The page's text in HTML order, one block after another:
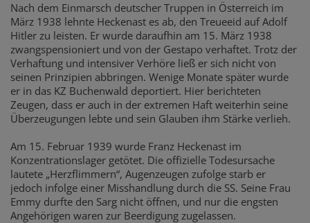
Nach dem Einmarsch deutscher Truppen in Österreich im
März 1938 lehnte Heckenast es ab, den Treueeid auf Adolf
Hitler zu leisten. Er wurde daraufhin am 15. März 1938
zwangspensioniert und von der Gestapo verhaftet. Trotz der
Verhaftung und intensiver Verhöre ließ er sich nicht von
seinen Prinzipien abbringen. Wenige Monate später wurde
er in das KZ Buchenwald deportiert. Hier berichteten
Zeugen, dass er auch in der extremen Haft weiterhin seine
Überzeugungen lebte und sein Glauben ihm Stärke verlieh.
Am 15. Februar 1939 wurde Franz Heckenast im
Konzentrationslager getötet. Die offizielle Todesursache
lautete „Herzflimmern“, Augenzeugen zufolge starb er
jedoch infolge einer Misshandlung durch die SS. Seine Frau
Emmy durfte den Sarg nicht öffnen, und nur die engsten
Angehörigen waren zur Beerdigung zugelassen.